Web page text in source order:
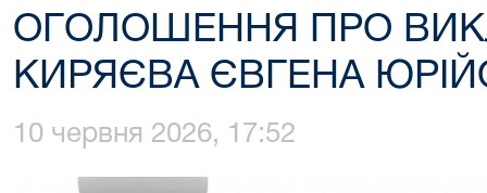
ОГОЛОШЕННЯ ПРО
КИРЯЄВА ЄВГЕНА
10 червня 2026, 17:52